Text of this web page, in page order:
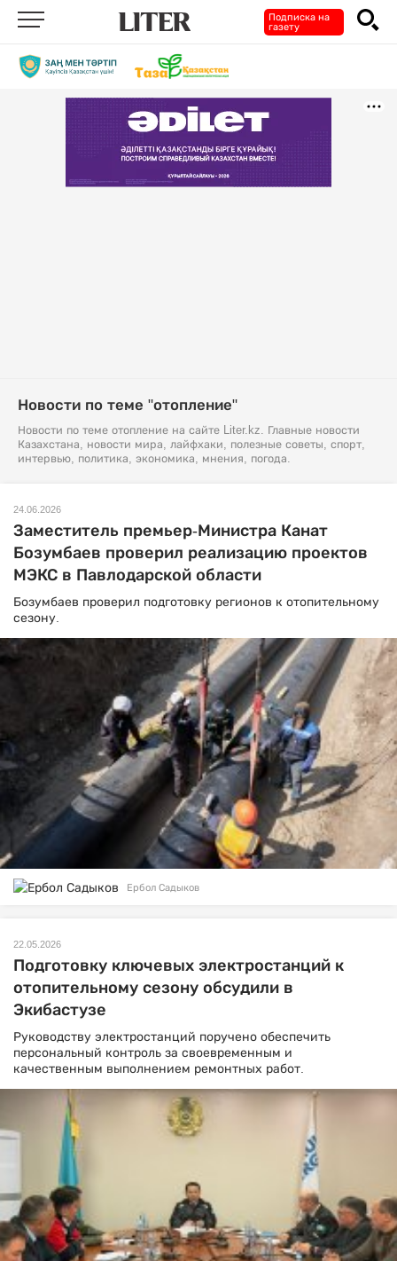
Подписка на
газету
Новости по теме "отопление"
Новости по теме отопление на сайте Liter.kz. Главные новости
Казахстана, новости мира, лайфхаки, полезные советы, спорт,
интервью, политика, экономика, мнения, погода.
24.06.2026
Заместитель премьер-Министра Канат
Бозумбаев проверил реализацию проектов
МЭКС в Павлодарской области
Бозумбаев проверил подготовку регионов к отопительному
сезону.
Ербол Садыков
22.05.2026
Подготовку ключевых электростанций к
отопительному сезону обсудили в
Экибастузе
Руководству электростанций поручено обеспечить
персональный контроль за своевременным и
качественным выполнением ремонтных работ.